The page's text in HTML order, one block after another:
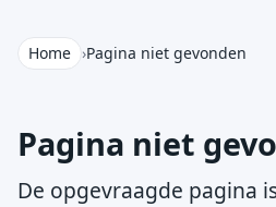
Home ›Pagina niet gevonden
Pagina niet
De opgevraagde pagina